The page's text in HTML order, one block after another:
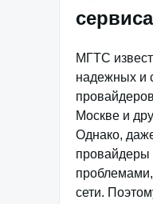
сервиса
МГТС
надежных и
Москве и
Однако,
провайдеры
сети.